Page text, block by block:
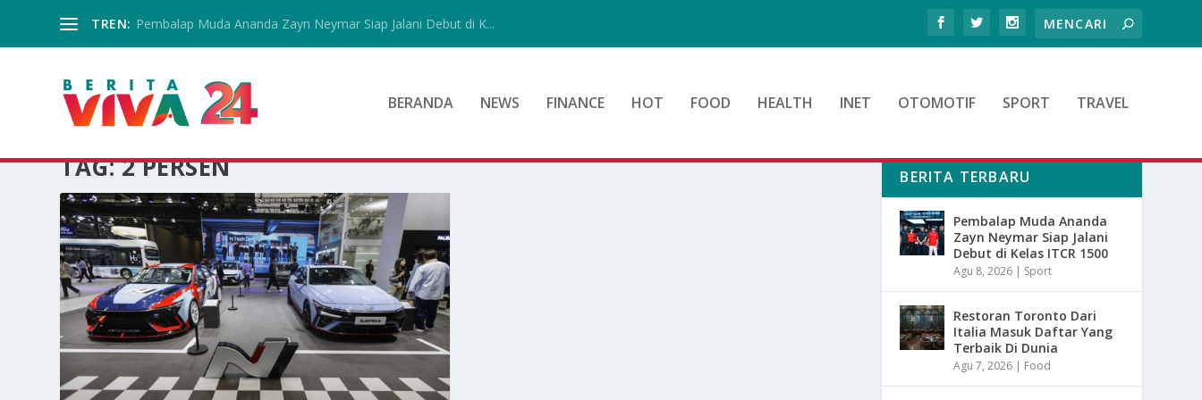
TREN: Pembalap Muda Ananda Zayn Neymar Siap Jalani Debut di K...
BERANDA NEWS FINANCE HOT FOOD HEALTH INET OTOMOTIF SPORT TRAVEL
TAG:2 PERSEN BERITA TERBARU
Pembalap Muda Ananda
Zayn Neymar Siap Jalani
Debut di Kelas ITCR 1500
Agu 8, 2026 | Sport
Restoran Toronto Dari
Italia Masuk Daftar Yang
Terbaik Di Dunia
Agu 7, 2026 | Food